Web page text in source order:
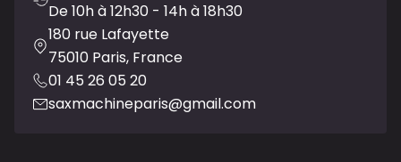
De 10h à 12h30 - 14h à 18h30
180 rue Lafayette
75010 Paris, France
01 45 26 05 20
saxmachineparis@gmail.com